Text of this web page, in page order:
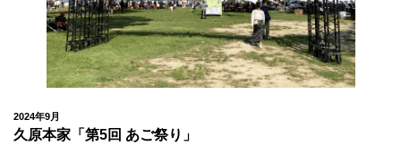
2024年9月
久原本家「第5回 あご祭り」